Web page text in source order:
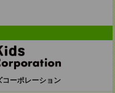
ーポレーション